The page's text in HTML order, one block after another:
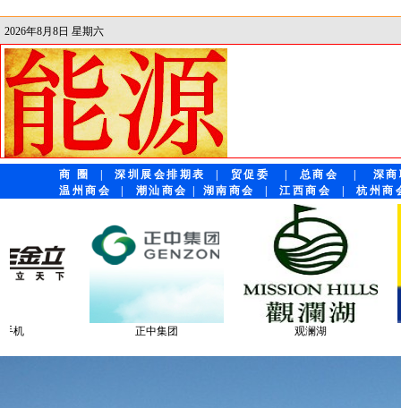
2026年8月8日 星期六
商 圈 |深圳展会排期表 贸促委 总商会
深
温州商会
潮汕商会 湖南商会 |江西商会 |杭州
观澜湖 神舟电脑